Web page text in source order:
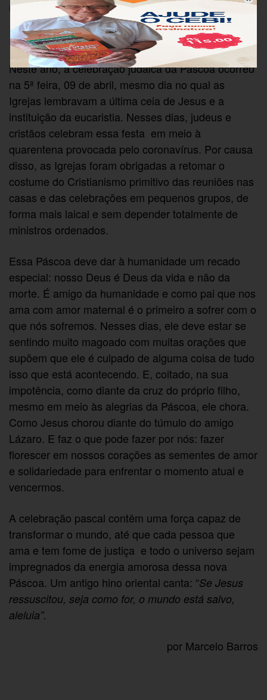
mas para todo o mundo.
Neste ano, a celebração judaica da Páscoa ocorreu
na 5ª feira, 09 de abril, mesmo dia no qual as
Igrejas lembravam a última ceia de Jesus e a
instituição da eucaristia. Nesses dias, judeus e
cristãos celebram essa festa em meio à
quarentena provocada pelo coronavírus. Por causa
disso, as Igrejas foram obrigadas a retomar o
costume do Cristianismo primitivo das reuniões nas
casas e das celebrações em pequenos grupos, de
forma mais laical e sem depender totalmente de
ministros ordenados.
Essa Páscoa deve dar à humanidade um recado
especial: nosso Deus é Deus da vida e não da
morte. É amigo da humanidade e como pai que nos
ama com amor maternal é o primeiro a sofrer com o
que nós sofremos. Nesses dias, ele deve estar se
sentindo muito magoado com muitas orações que
supõem que ele é culpado de alguma coisa de tudo
isso que está acontecendo. E, coitado, na sua
impotência, como diante da cruz do próprio filho,
mesmo em meio às alegrias da Páscoa, ele chora.
Como Jesus chorou diante do túmulo do amigo
Lázaro. E faz o que pode fazer por nós: fazer
florescer em nossos corações as sementes de amor
e solidariedade para enfrentar o momento atual e
vencermos.
A celebração pascal contêm uma força capaz de
transformar o mundo, até que cada pessoa que
ama e tem fome de justiça e todo o universo sejam
impregnados da energia amorosa dessa nova
Páscoa. Um antigo hino oriental canta: “Se Jesus
ressuscitou, seja como for, o mundo está salvo,
aleluia”.
por Marcelo Barros